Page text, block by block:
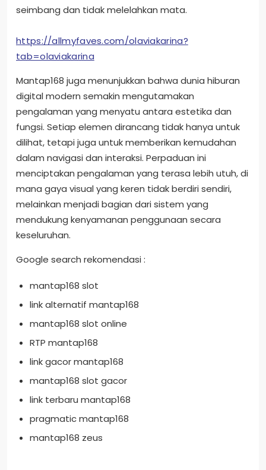
seimbang dan tidak melelahkan mata.
https://allmyfaves.com/olaviakarina?
tab=olaviakarina
Mantap168 juga menunjukkan bahwa dunia hiburan
digital modern semakin mengutamakan
pengalaman yang menyatu antara estetika dan
fungsi. Setiap elemen dirancang tidak hanya untuk
dilihat, tetapi juga untuk memberikan kemudahan
dalam navigasi dan interaksi. Perpaduan ini
menciptakan pengalaman yang terasa lebih utuh, di
mana gaya visual yang keren tidak berdiri sendiri,
melainkan menjadi bagian dari sistem yang
mendukung kenyamanan penggunaan secara
keseluruhan.
Google search rekomendasi :
mantap168 slot
link alternatif mantap168
mantap168 slot online
RTP mantap168
link gacor mantap168
mantap168 slot gacor
link terbaru mantap168
pragmatic mantap168
mantap168 zeus